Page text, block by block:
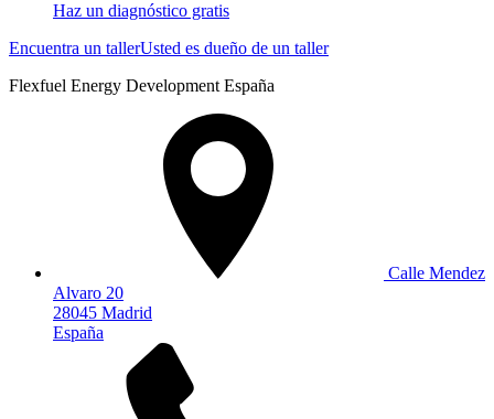
Haz un diagnóstico gratis
Encuentra un tallerUsted es dueño de un taller
Flexfuel Energy Development España
Calle Mendez
Alvaro 20
28045 Madrid
España